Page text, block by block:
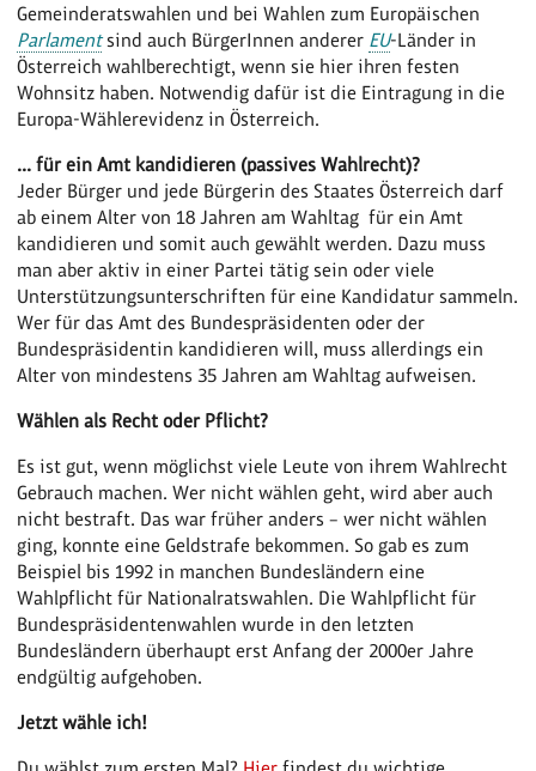
Gemeinderatswahlen und bei Wahlen zum Europäischen
Parlamentsind auch BürgerInnen anderer EU-Länder in
Österreich wahlberechtigt, wenn sie hier ihren festen
Wohnsitz haben. Notwendig dafür ist die Eintragung in die
Europa-Wählerevidenz in Österreich.
... für ein Amt kandidieren (passives Wahlrecht)?
Jeder Bürger und jede Bürgerin des Staates Österreich darf
ab einem Alter von 18 Jahren am Wahltag für ein Amt
kandidieren und somit auch gewählt werden. Dazu muss
man aber aktiv in einer Partei tätig sein oder viele
Unterstützungsunterschriften für eine Kandidatur sammeln.
Wer für das Amt des Bundespräsidenten oder der
Bundespräsidentin kandidieren will, muss allerdings ein
Alter von mindestens 35 Jahren am Wahltag aufweisen.
Wählen als Recht oder Pflicht?
Es ist gut, wenn möglichst viele Leute von ihrem Wahlrecht
Gebrauch machen. Wer nicht wählen geht, wird aber auch
nicht bestraft. Das war früher anders – wer nicht wählen
ging, konnte eine Geldstrafe bekommen. So gab es zum
Beispiel bis 1992 in manchen Bundesländern eine
Wahlpflicht für Nationalratswahlen. Die Wahlpflicht für
Bundespräsidentenwahlen wurde in den letzten
Bundesländern überhaupt erst Anfang der 2000er Jahre
endgültig aufgehoben.
Jetzt wähle ich!